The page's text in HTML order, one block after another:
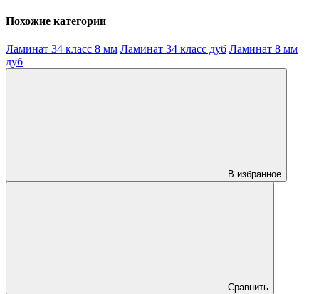
Похожие категории
Ламинат 34 класс 8 мм Ламинат 34 класс дуб Ламинат 8 мм
дуб
В избранное
Сравнить